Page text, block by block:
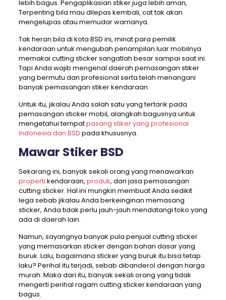
lebih bagus. Pengaplikasian stiker juga lebih aman,
Terpenting bila mau dilepas kembali, cat tak akan
mengelupas atau memudar warnanya.
Tak heran bila di kota BSD ini, minat para pemilik
kendaraan untuk mengubah penampilan luar mobilnya
memakai cutting sticker sangatlah besar sampai saat ini.
Tapi Anda wajib mengenal daerah pemasangan stiker
yang bermutu dan profesional serta telah menangani
banyak pemasangan stiker kendaraan.
Untuk itu, jikalau Anda salah satu yang tertarik pada
pemasangan sticker mobil, alangkah bagusnya untuk
mengetahui tempatpasang stiker yang profesional
Indonesia dan BSD pada khususnya.
Mawar Stiker BSD
Sekarang ini, banyak sekali orang yang menawarkan
properti kendaraan, produk, dan jasa pemasangan
cutting sticker. Hal ini mungkin membuat Anda sedikit
lega sebab jikalau Anda berkeinginan memasang
sticker, Anda tidak perlu jauh-jauh mendatangi toko yang
ada di daerah lain.
Namun, sayangnya banyak pula penjual cutting sticker
yang memasarkan sticker dengan bahan dasar yang
buruk. Lalu, bagaimana sticker yang buruk itu bisa tetap
laku? Perihal itu terjadi, sebab dibanderol dengan harga
murah. Maka dari itu, banyak sekali orang yang tidak
mengerti perihal ragam cutting sticker kendaraan yang
bagus.